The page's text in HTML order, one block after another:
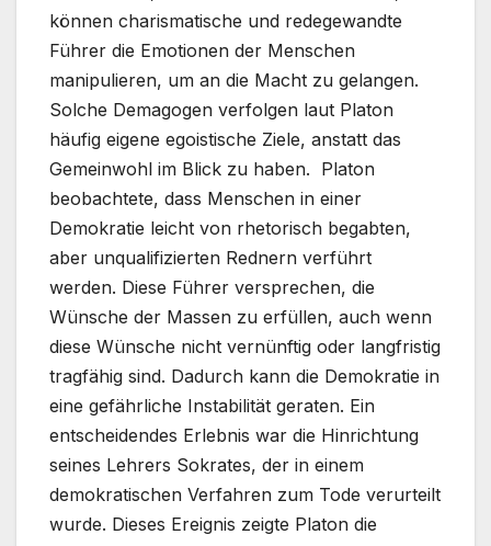
können charismatische und redegewandte
Führer die Emotionen der Menschen
manipulieren, um an die Macht zu gelangen.
Solche Demagogen verfolgen laut Platon
häufig eigene egoistische Ziele, anstatt das
Gemeinwohl im Blick zu haben. Platon
beobachtete, dass Menschen in einer
Demokratie leicht von rhetorisch begabten,
aber unqualifizierten Rednern verführt
werden. Diese Führer versprechen, die
Wünsche der Massen zu erfüllen, auch wenn
diese Wünsche nicht vernünftig oder langfristig
tragfähig sind. Dadurch kann die Demokratie in
eine gefährliche Instabilität geraten. Ein
entscheidendes Erlebnis war die Hinrichtung
seines Lehrers Sokrates, der in einem
demokratischen Verfahren zum Tode verurteilt
wurde. Dieses Ereignis zeigte Platon die